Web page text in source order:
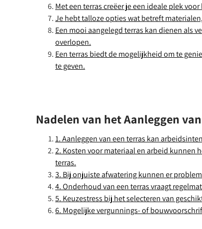
Met een terras creëer je een ideale plek
Je hebt talloze opties wat betreft
Een mooi aangelegd terras kan dienen als
overlopen.
Een terras biedt de mogelijkheid om te
te geven.
Nadelen van het Aanleggen
1. Aanleggen van een terras kan
2. Kosten voor materiaal en arbeid kunnen
terras.
3. Bij onjuiste afwatering kunnen er
4. Onderhoud van een terras vraagt
5. Keuzestress bij het selecteren van
6. Mogelijke vergunnings- of